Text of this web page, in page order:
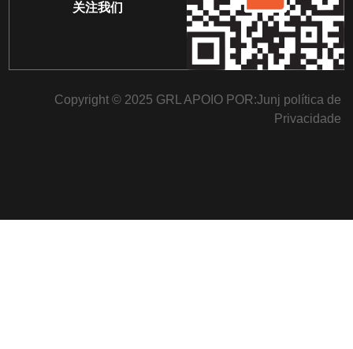
关注我们
Copyright © 2025 GRL APOIO POR:Junj política de
Privacidade